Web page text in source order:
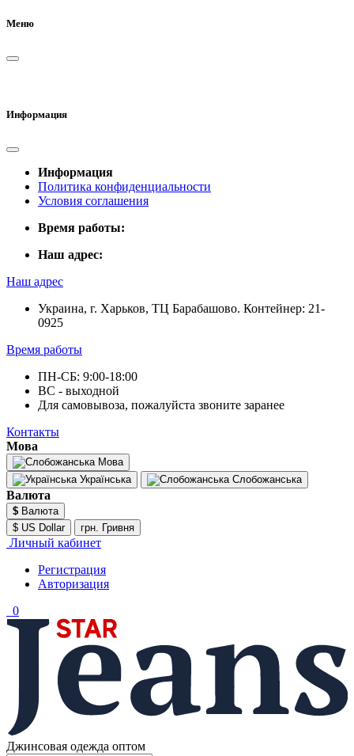
Меню
Информация
Информация
Политика конфиденциальности
Условия соглашения
Время работы:
Наш адрес:
Наш адрес
Украина, г. Харьков, ТЦ Барабашово. Контейнер: 21-
0925
Время работы
ПН-СБ: 9:00-18:00
ВС - выходной
Для самовывоза, пожалуйста звоните заранее
Контакты
Мова
Мова
Українська
Слобожанська
Валюта
$ Валюта
$ US Dollar
грн. Гривня
Личный кабинет
Регистрация
Авторизация
0
Джинсовая одежда оптом